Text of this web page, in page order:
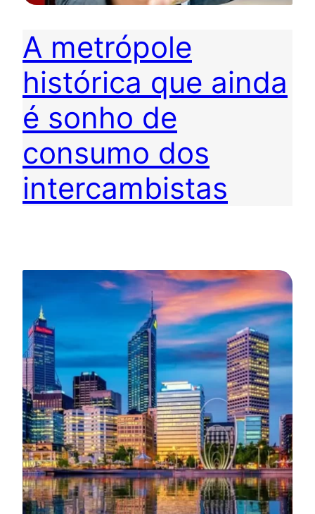
A metrópole
histórica que ainda
é sonho de
consumo dos
intercambistas